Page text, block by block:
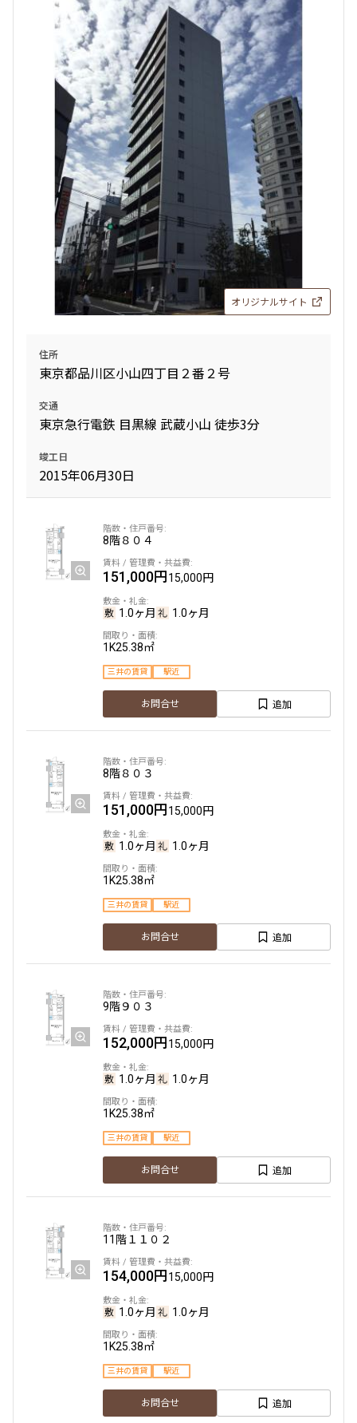
設定する
検索対象お部屋数
133 件
お部屋を再検索
オリジナルサイト
住所
東京都品川区小山四丁目２番２号
交通
東京急行電鉄 目黒線 武蔵小山 徒歩3分
竣工日
2015年06月30日
8階８０４
151,000円15,000円
1.0ヶ月 1.0ヶ月
1K25.38㎡
三井の賃貸 駅近
お問合せ 追加
8階８０３
151,000円15,000円
1.0ヶ月 1.0ヶ月
1K25.38㎡
三井の賃貸 駅近
お問合せ 追加
9階９０３
152,000円15,000円
1.0ヶ月 1.0ヶ月
1K25.38㎡
三井の賃貸 駅近
お問合せ 追加
11階１１０２
154,000円15,000円
1.0ヶ月 1.0ヶ月
1K25.38㎡
三井の賃貸 駅近
お問合せ 追加